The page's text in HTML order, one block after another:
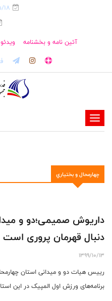
18
آئین نامه و بخشنامه ویدئو
-
-
-
-
چهارمحال و بختياري
داریوش صمیمی؛دو و
دنبال قهرمان پروری است
1399/10/13
رییس هیات دو و میدانی استان
برنامه‌های ورزش اول المپیک در این